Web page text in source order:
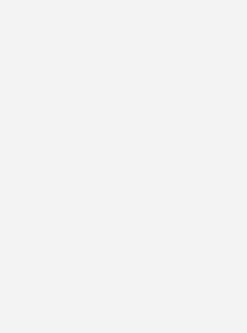
in der MENA-Region seien „sehr genervt,
fehlenden Geschwindigkeit, der fehlenden
Kontinuität“. Ohne verbindliche
würden Investoren in den Golfstaaten
ausweichen, wo Verträge schneller
forderte zudem wettbewerbsfähige
um europäische Technologielieferungen in die
größte Hindernis für einen globalen
in den Kosten, sondern in einer
ihn liegt das Problem allerdings in der
Vergleichbarkeit. Die International
and Fuel Cells in the Economy (IPHE) hat es
gemeinsame Grundlagen für die
erarbeiten, auf die sich Staaten und
stützen können.